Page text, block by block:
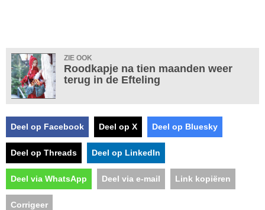
ZIE OOK
Roodkapje na tien maanden weer
terug in de Efteling
Deel op Facebook Deel op X Deel op Bluesky
Deel op Threads Deel op LinkedIn
Deel via WhatsApp Deel via e-mail Link kopiëren
Corrigeer